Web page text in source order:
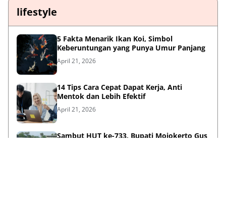
lifestyle
5 Fakta Menarik Ikan Koi, Simbol
Keberuntungan yang Punya Umur Panjang
April 21, 2026
14 Tips Cara Cepat Dapat Kerja, Anti
Mentok dan Lebih Efektif
April 21, 2026
Sambut HUT ke-733, Bupati Mojokerto Gus